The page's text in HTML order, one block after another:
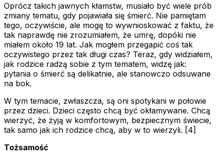
Oprócz takich jawnych kłamstw, musiało być wiele prób
zmiany tematu, gdy pojawiała się śmierć. Nie pamiętam
tego, oczywiście, ale mogę to wywnioskować z faktu, że
tak naprawdę nie zrozumiałem, że umrę, dopóki nie
miałem około 19 lat. Jak mogłem przegapić coś tak
oczywistego przez tak długi czas? Teraz, gdy widziałem,
jak rodzice radzą sobie z tym tematem, widzę jak:
pytania o śmierć są delikatnie, ale stanowczo odsuwane
na bok.
W tym temacie, zwłaszcza, są oni spotykani w połowie
przez dzieci. Dzieci często chcą być okłamywane. Chcą
wierzyć, że żyją w komfortowym, bezpiecznym świecie,
tak samo jak ich rodzice chcą, aby w to wierzyli. [4]
Tożsamość